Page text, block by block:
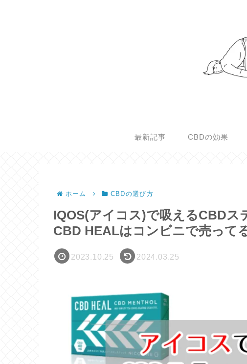
最新記事 CBDの効果
ホーム CBDの選び方
IQOS(アイコス)で吸えるCBDス
CBD HEALはコンビニで売って
2023.10.25 2024.03.25